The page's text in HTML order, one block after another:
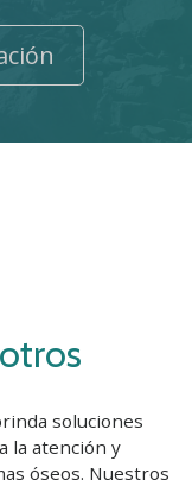
soluciones
la atención y
óseos. Nuestros